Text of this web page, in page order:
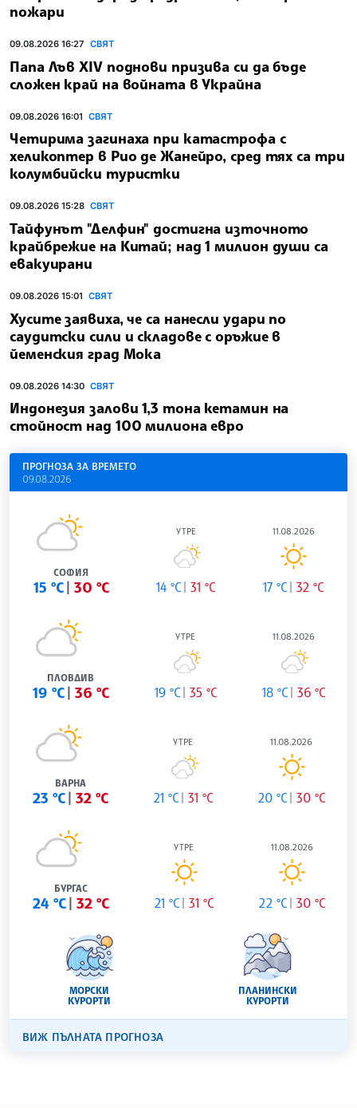
пожари
09.08.2026 16:27 СВЯТ
Папа Лъв XIV поднови призива си да бъде
сложен край на войната в Украйна
09.08.2026 16:01 СВЯТ
Четирима загинаха при катастрофа с
хеликоптер в Рио де Жанейро, сред тях са три
колумбийски туристки
09.08.2026 15:28 СВЯТ
Тайфунът "Делфин" достигна източното
крайбрежие на Китай; над 1 милион души са
евакуирани
09.08.2026 15:01 СВЯТ
Хусите заявиха, че са нанесли удари по
саудитски сили и складове с оръжие в
йеменския град Мока
09.08.2026 14:30 СВЯТ
Индонезия залови 1,3 тона кетамин на
стойност над 100 милиона евро
ПРОГНОЗА ЗА ВРЕМЕТО
09.08.2026
СОФИЯ
15 °C 30 °C
УТРЕ
14 °C 31 °C
11.08.2026
17 °C 32 °C
ПЛОВДИВ
19 °C 36 °C
УТРЕ
19 °C 35 °C
11.08.2026
18 °C 36 °C
ВАРНА
23 °C 32 °C
УТРЕ
21 °C 31 °C
11.08.2026
20 °C 30 °C
БУРГАС
24 °C 32 °C
УТРЕ
21 °C 31 °C
11.08.2026
22 °C 30 °C
МОРСКИ
КУРОРТИ
ПЛАНИНСКИ
КУРОРТИ
ВИЖ ПЪЛНАТА ПРОГНОЗА